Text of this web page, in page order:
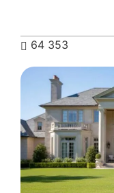
64 353